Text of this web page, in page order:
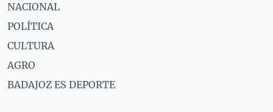
NACIONAL
POLÍTICA
CULTURA
AGRO
BADAJOZ ES DEPORTE